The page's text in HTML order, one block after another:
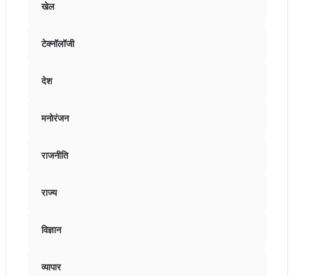
खेल
टेक्नॉलॉजी
देश
मनोरंजन
राजनीति
राज्य
विज्ञान
व्यापार